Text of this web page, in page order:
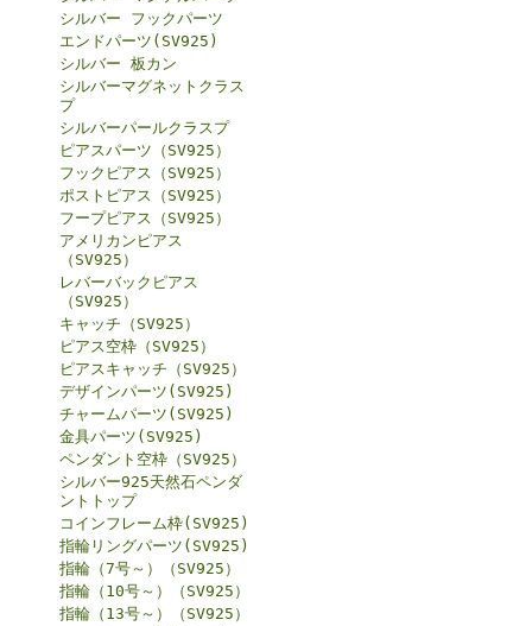
シルバー フックパーツ
エンドパーツ(SV925)
シルバー 板カン
シルバーマグネットクラス
プ
シルバーパールクラスプ
ピアスパーツ（SV925）
フックピアス（SV925）
ポストピアス（SV925）
フープピアス（SV925）
アメリカンピアス
（SV925）
レバーバックピアス
（SV925）
キャッチ（SV925）
ピアス空枠（SV925）
ピアスキャッチ（SV925）
デザインパーツ(SV925)
チャームパーツ(SV925)
金具パーツ(SV925)
ペンダント空枠（SV925）
シルバー925天然石ペンダ
ントトップ
コインフレーム枠(SV925)
指輪リングパーツ(SV925)
指輪（7号～）（SV925）
指輪（10号～）（SV925）
指輪（13号～）（SV925）